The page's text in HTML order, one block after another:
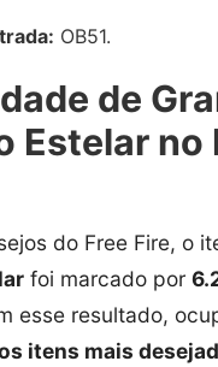
OB51.
de
Estelar no
do Free Fire, o
foi marcado por
esse resultado,
itens mais